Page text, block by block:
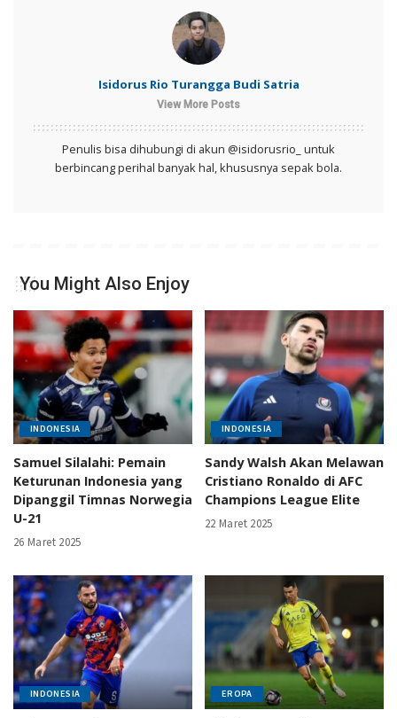
Isidorus Rio Turangga Budi Satria
View More Posts
Penulis bisa dihubungi di akun @isidorusrio_ untuk
berbincang perihal banyak hal, khususnya sepak bola.
You Might Also Enjoy
INDONESIA
Samuel Silalahi: Pemain
Keturunan Indonesia yang
Dipanggil Timnas Norwegia
U-21
26 Maret 2025
INDONESIA
Sandy Walsh Akan Melawan
Cristiano Ronaldo di AFC
Champions League Elite
22 Maret 2025
INDONESIA EROPA